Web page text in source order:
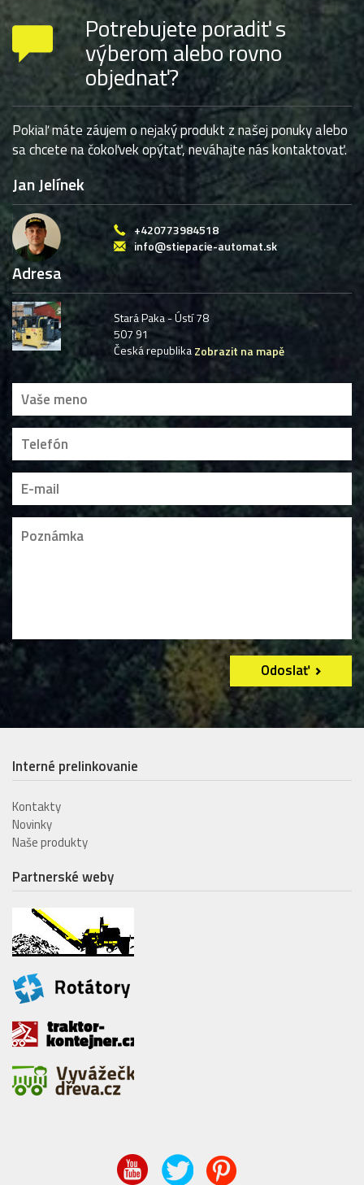
Potrebujete poradiť s
výberom alebo rovno
objednať?
Pokiaľ máte záujem o nejaký produkt z našej ponuky alebo
sa chcete na čokoľvek opýtať, neváhajte nás kontaktovať.
Jan Jelínek
+420773984518
info@stiepacie-automat.sk
Adresa
Stará Paka - Ústí 78
507 91
Česká republikaZobrazit na mapě
Odoslať
Interné prelinkovanie
Kontakty
Novinky
Naše produkty
Partnerské weby